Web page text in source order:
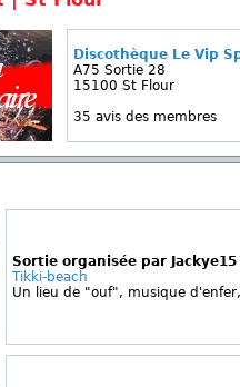
Discothèque Le Vip
A75 Sortie 28
15100 St Flour
35 avis des membres
Sortie organisée par Jackye15
Tikki-beach
Un lieu de "ouf", musique